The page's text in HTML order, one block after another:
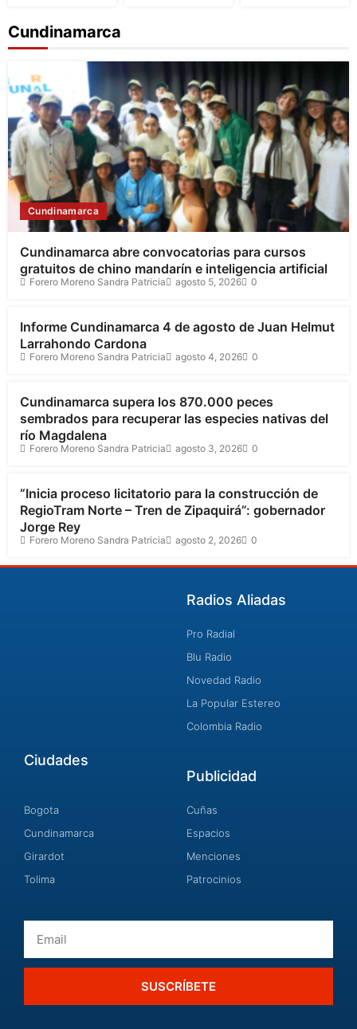
Cundinamarca
Cundinamarca
Cundinamarca abre convocatorias para cursos
gratuitos de chino mandarín e inteligencia artificial
Forero Moreno Sandra Patricia agosto 5, 2026 0
Cundinamarca
Informe Cundinamarca 4 de agosto de Juan Helmut
Larrahondo Cardona
Forero Moreno Sandra Patricia agosto 4, 2026 0
Cundinamarca
Cundinamarca supera los 870.000 peces
sembrados para recuperar las especies nativas del
río Magdalena
Forero Moreno Sandra Patricia agosto 3, 2026 0
Cundinamarca
“Inicia proceso licitatorio para la construcción de
RegioTram Norte – Tren de Zipaquirá”: gobernador
Jorge Rey
Forero Moreno Sandra Patricia agosto 2, 2026 0
Radios Aliadas
Pro Radial
Blu Radio
Novedad Radio
La Popular Estereo
Colombia Radio
Ciudades
Bogota
Cundinamarca
Girardot
Tolima
Publicidad
Cuñas
Espacios
Menciones
Patrocinios
SUSCRÍBETE